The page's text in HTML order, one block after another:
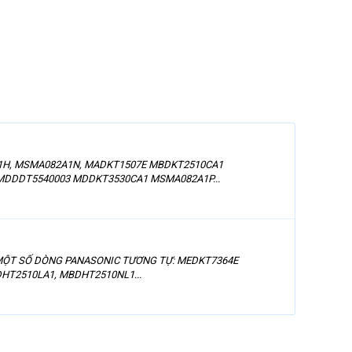
MSMA082A1N, MADKT1507E MBDKT2510CA1
MDDKT3530CA1 MSMA082A1P...
SỐ DÒNG PANASONIC TƯƠNG TỰ: MEDKT7364E
MBDHT2510NL1...